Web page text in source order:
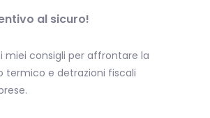
al sicuro!
miei consigli per affrontare la
termico e detrazioni fiscali